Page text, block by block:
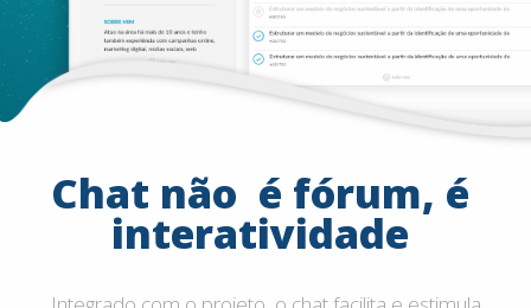
Chat não é fórum, é
interatividade